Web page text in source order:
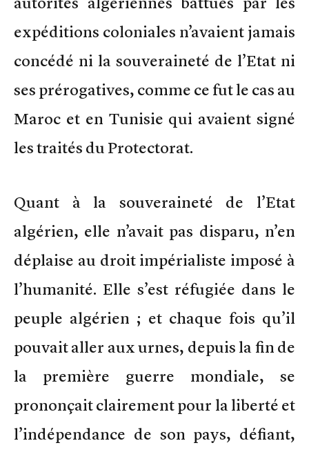
expéditions coloniales n’avaient jamais
concédé ni la souveraineté de l’Etat ni
ses prérogatives, comme ce fut le cas au
Maroc et en Tunisie qui avaient signé
les traités du Protectorat.
Quant à la souveraineté de l’Etat
algérien, elle n’avait pas disparu, n’en
déplaise au droit impérialiste imposé à
l’humanité. Elle s’est réfugiée dans le
peuple algérien ; et chaque fois qu’il
pouvait aller aux urnes, depuis la fin de
la première guerre mondiale, se
prononçait clairement pour la liberté et
l’indépendance de son pays, défiant,